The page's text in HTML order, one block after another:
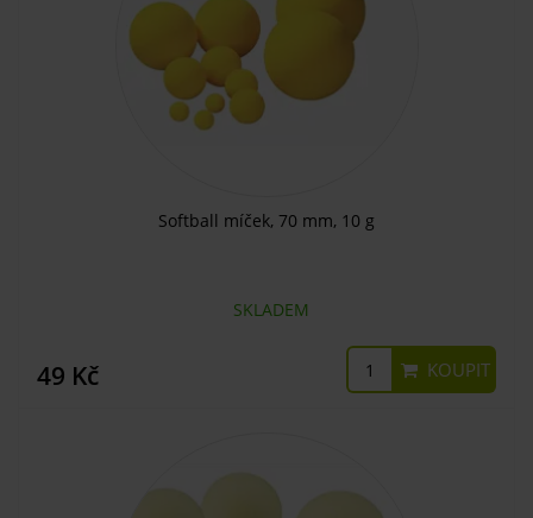
Softball míček, 70 mm, 10 g
SKLADEM
49 Kč KOUPIT